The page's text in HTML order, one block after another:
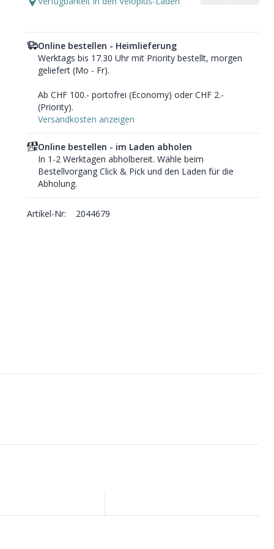
Online bestellen - Heimlieferung
Werktags bis 17.30 Uhr mit Priority bestellt, morgen
geliefert (Mo - Fr).
Ab CHF 100.- portofrei (Economy) oder CHF 2.-
(Priority).
Versandkosten anzeigen
Online bestellen - im Laden abholen
In 1-2 Werktagen abholbereit. Wähle beim
Bestellvorgang Click & Pick und den Laden für die
Abholung.
Artikel-Nr: 2044679